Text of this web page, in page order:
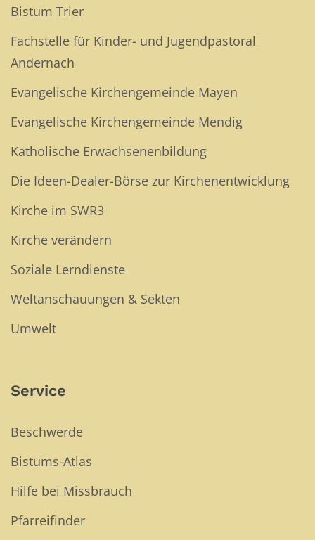
Bistum Trier
Fachstelle für Kinder- und Jugendpastoral
Andernach
Evangelische Kirchengemeinde Mayen
Evangelische Kirchengemeinde Mendig
Katholische Erwachsenenbildung
Die Ideen-Dealer-Börse zur Kirchenentwicklung
Kirche im SWR3
Kirche verändern
Soziale Lerndienste
Weltanschauungen & Sekten
Umwelt
Service
Beschwerde
Bistums-Atlas
Hilfe bei Missbrauch
Pfarreifinder